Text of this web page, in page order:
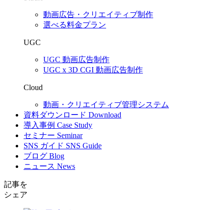
動画広告・クリエイティブ制作
選べる料金プラン
UGC
UGC 動画広告制作
UGC x 3D CGI 動画広告制作
Cloud
動画・クリエイティブ管理システム
資料ダウンロード Download
導入事例 Case Study
セミナー Seminar
SNS ガイド SNS Guide
ブログ Blog
ニュース News
記事を
シェア